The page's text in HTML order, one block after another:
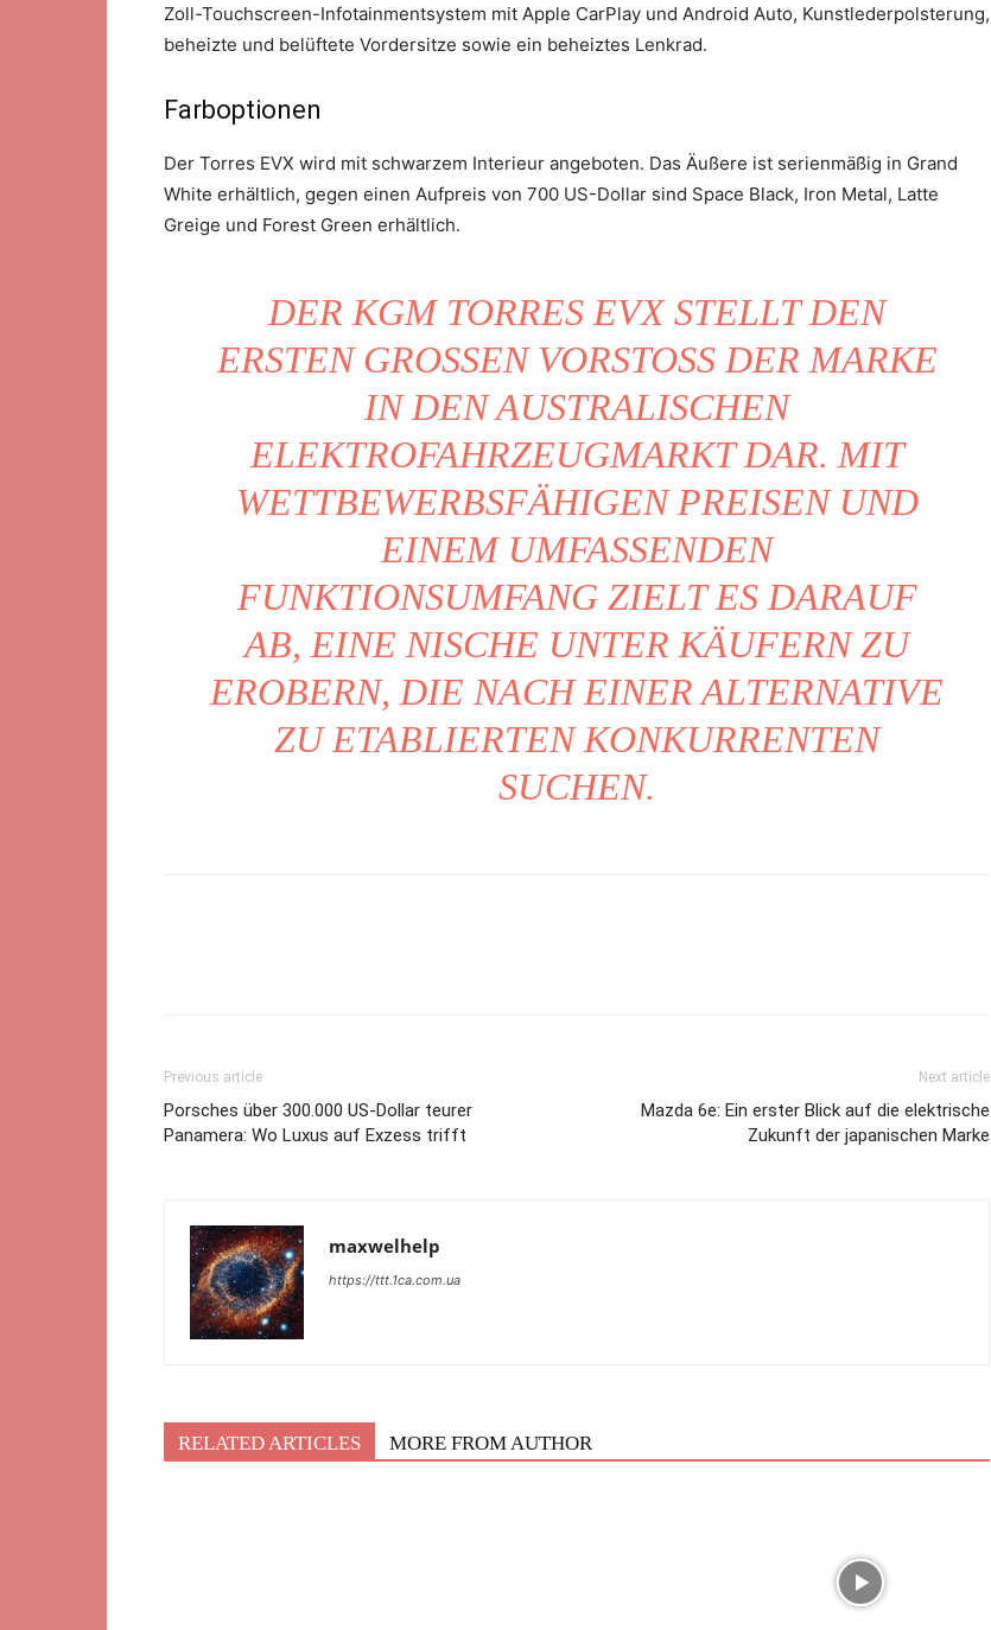
Zoll-Touchscreen-Infotainmentsystem mit Apple CarPlay und Android Auto, Kunstlederpolsterung,
beheizte und belüftete Vordersitze sowie ein beheiztes Lenkrad.
Farboptionen
Der Torres EVX wird mit schwarzem Interieur angeboten. Das Äußere ist serienmäßig in Grand
White erhältlich, gegen einen Aufpreis von 700 US-Dollar sind Space Black, Iron Metal, Latte
Greige und Forest Green erhältlich.
DER KGM TORRES EVX STELLT DEN
ERSTEN GROSSEN VORSTOSS DER MARKE IN
DEN AUSTRALISCHEN EL
EKTROFAHRZEUGMARKT DAR. MIT WE
TTBEWERBSFÄHIGEN PREISEN UND EI
NEM UMFASSENDEN FU
NKTIONSUMFANG ZIELT ES DARAUF AB
, EINE NISCHE UNTER KÄUFERN ZU ER
OBERN, DIE NACH EINER ALTERNATIVE ZU
ETABLIERTEN KONKURRENTEN SU
CHEN.
Previous article
Porsches über 300.000 US-Dollar teurer
Panamera: Wo Luxus auf Exzess trifft
Next article
Mazda 6e: Ein erster Blick auf die elektrische
Zukunft der japanischen Marke
maxwelhelp
https://ttt.1ca.com.ua
RELATED ARTICLES MORE FROM AUTHOR